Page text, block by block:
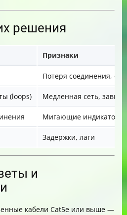
решения
Признаки
Потеря соединения,
(loops) Медленная сеть,
Мигающие
Задержки, лаги
и
кабели Cat5e или выше —